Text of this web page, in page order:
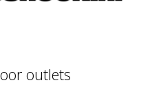
outlets